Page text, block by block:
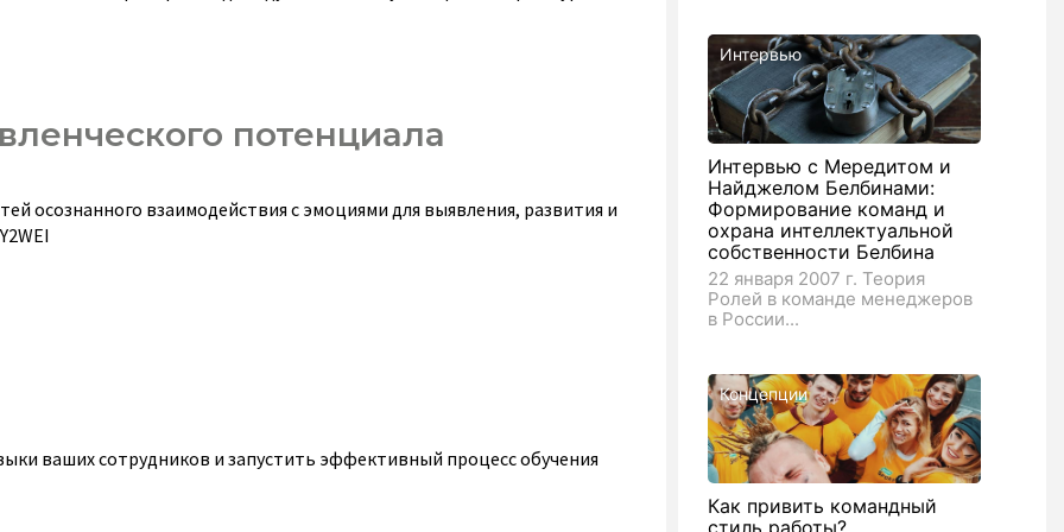
потенциала
осознанного взаимодействия с эмоциями для выявления, развития и
ваших сотрудников и запустить эффективный процесс обучения
Интервью
Интервью с Мередитом и
Найджелом Белбинами:
Формирование команд и
охрана интеллектуальной
собственности Белбина
22 января 2007 г. Теория
Ролей в команде менеджеров
в России...
Концепции
Как привить командный
стиль работы?